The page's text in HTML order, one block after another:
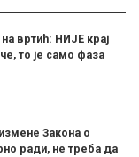
вртић: НИЈЕ крај
то је само фаза
Закона о
ради, не треба да